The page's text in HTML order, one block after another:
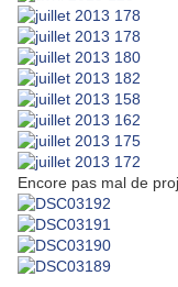
Encore pas mal de